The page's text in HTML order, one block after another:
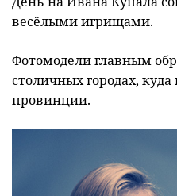
весёлыми игрищами.
Фотомодели главным
столичных городах,
провинции.